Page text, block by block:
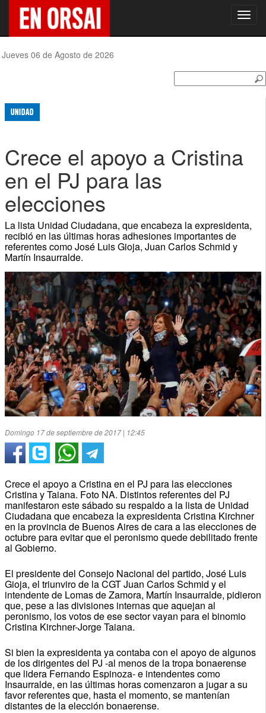
Jueves 06 de Agosto de 2026
UNIDAD
Crece el apoyo a Cristina
en el PJ para las
elecciones
La lista Unidad Ciudadana, que encabeza la expresidenta,
recibió en las últimas horas adhesiones importantes de
referentes como José Luis Gioja, Juan Carlos Schmid y
Martín Insaurralde.
Domingo 17 de septiembre de 2017 | 12:45
Crece el apoyo a Cristina en el PJ para las elecciones
Cristina y Taiana. Foto NA. Distintos referentes del PJ
manifestaron este sábado su respaldo a la lista de Unidad
Ciudadana que encabeza la expresidenta Cristina Kirchner
en la provincia de Buenos Aires de cara a las elecciones de
octubre para evitar que el peronismo quede debilitado frente
al Gobierno.
El presidente del Consejo Nacional del partido, José Luis
Gioja, el triunviro de la CGT Juan Carlos Schmid y el
intendente de Lomas de Zamora, Martín Insaurralde, pidieron
que, pese a las divisiones internas que aquejan al
peronismo, los votos de ese sector vayan para el binomio
Cristina Kirchner-Jorge Taiana.
Si bien la expresidenta ya contaba con el apoyo de algunos
de los dirigentes del PJ -al menos de la tropa bonaerense
que lidera Fernando Espinoza- e intendentes como
Insaurralde, en las últimas horas comenzaron a jugar a su
favor referentes que, hasta el momento, se mantenían
distantes de la elección bonaerense.